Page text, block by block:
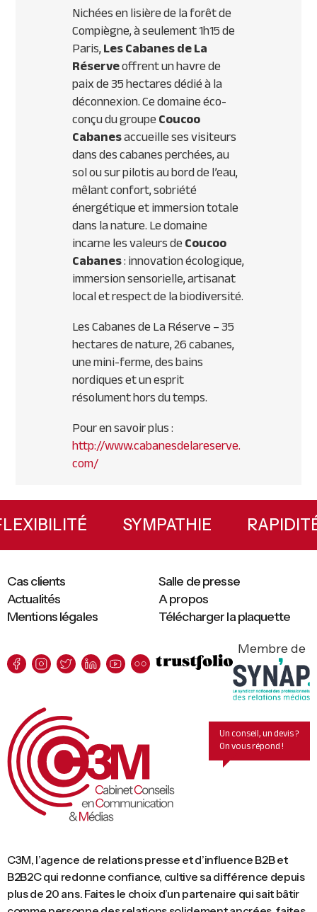
Nichées en lisière de la forêt de
Compiègne, à seulement 1h15 de
Paris,Les Cabanes de La
Réserveoffrent un havre de
paix de 35 hectares dédié à la
déconnexion. Ce domaine éco-
conçu du groupeCoucoo
Cabanesaccueille ses visiteurs
dans des cabanes perchées, au
sol ou sur pilotis au bord de l’eau,
mêlant confort, sobriété
énergétique et immersion totale
dans la nature. Le domaine
incarne les valeurs deCoucoo
Cabanes: innovation écologique,
immersion sensorielle, artisanat
local et respect de la biodiversité.
Les Cabanes de La Réserve – 35
hectares de nature, 26 cabanes,
une mini-ferme, des bains
nordiques et un esprit
résolument hors du temps.
Pour en savoir plus :
http://www.cabanesdelareserve.
com/
Primary
Sidebar
FLEXIBILITÉ SYMPATHIE
C3M, l’agence de relations presse et d’influence B2B et
B2B2C qui redonne confiance, cultive sa différence depuis
plus de 20 ans. Faites le choix d’un partenaire qui sait bâtir
Mentions légales Télécharger la plaquette
Cas clients
Salle de presse
Actualités
A propos
Membre de
Un conseil, un devis ?
On vous répond !